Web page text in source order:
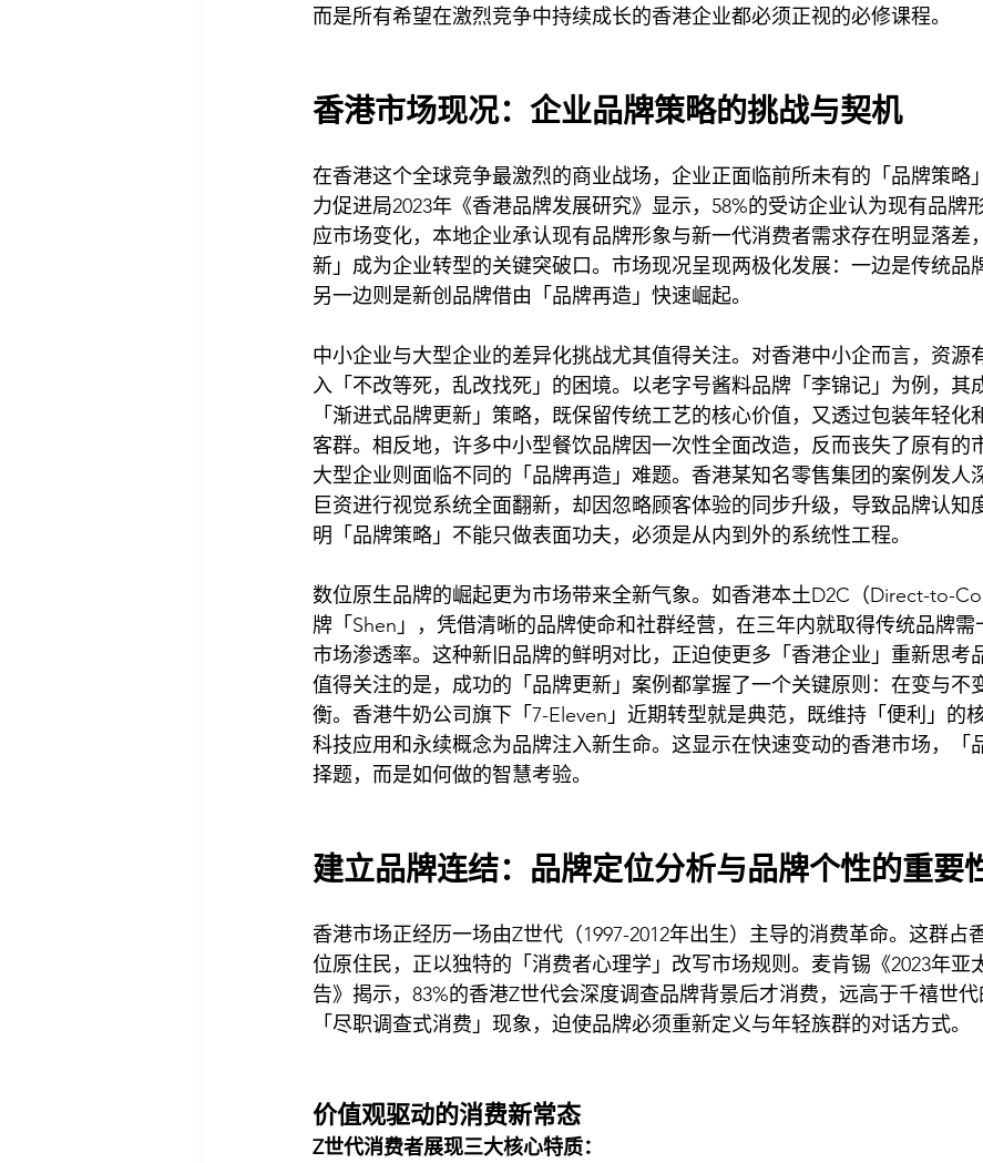
而是所有希望在激烈竞争中持续成长的香港企业都必须正视的必修课程。
香港市场现况：企业品牌策略的挑战与契机
在香港这个全球竞争最激烈的商业战场，企业正面临前所未有的「品牌策略
力促进局2023年《香港品牌发展研究》显示，58%的受访企业认为现有品牌
应市场变化，本地企业承认现有品牌形象与新一代消费者需求存在明显落差
新」成为企业转型的关键突破口。市场现况呈现两极化发展：一边是传统品
另一边则是新创品牌借由「品牌再造」快速崛起。
中小企业与大型企业的差异化挑战尤其值得关注。对香港中小企而言，资源
入「不改等死，乱改找死」的困境。以老字号酱料品牌「李锦记」为例，其
「渐进式品牌更新」策略，既保留传统工艺的核心价值，又透过包装年轻化
客群。相反地，许多中小型餐饮品牌因一次性全面改造，反而丧失了原有的
大型企业则面临不同的「品牌再造」难题。香港某知名零售集团的案例发人
巨资进行视觉系统全面翻新，却因忽略顾客体验的同步升级，导致品牌认知
明「品牌策略」不能只做表面功夫，必须是从内到外的系统性工程。
数位原生品牌的崛起更为市场带来全新气象。如香港本土D2C（Direct-to-
牌「Shen」，凭借清晰的品牌使命和社群经营，在三年内就取得传统品牌需
市场渗透率。这种新旧品牌的鲜明对比，正迫使更多「香港企业」重新思考
值得关注的是，成功的「品牌更新」案例都掌握了一个关键原则：在变与不
衡。香港牛奶公司旗下「7-Eleven」近期转型就是典范，既维持「便利」的
科技应用和永续概念为品牌注入新生命。这显示在快速变动的香港市场，「
择题，而是如何做的智慧考验。
建立品牌连结：品牌定位分析与品牌个性的重要
香港市场正经历一场由Z世代（1997-2012年出生）主导的消费革命。这群占
位原住民，正以独特的「消费者心理学」改写市场规则。麦肯锡《2023年亚
告》揭示，83%的香港Z世代会深度调查品牌背景后才消费，远高于千禧世代
「尽职调查式消费」现象，迫使品牌必须重新定义与年轻族群的对话方式。
价值观驱动的消费新常态
Z世代消费者展现三大核心特质：